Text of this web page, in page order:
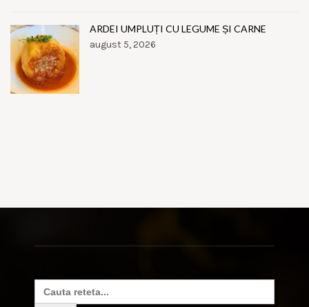
ARDEI UMPLUȚI CU LEGUME ȘI CARNE
august 5, 2026
Search
for: